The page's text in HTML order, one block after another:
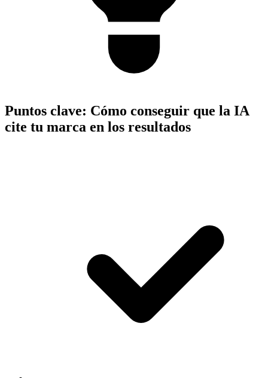
Puntos clave: Cómo conseguir que la IA
cite tu marca en los resultados